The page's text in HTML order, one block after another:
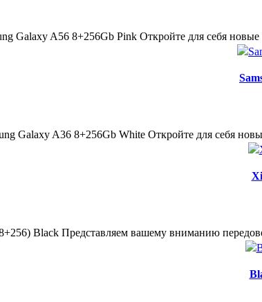
Galaxy A56 8+256Gb Pink Откройте для себя
Galaxy A36 8+256Gb White Откройте для себя
Black Представляем вашему вниманию